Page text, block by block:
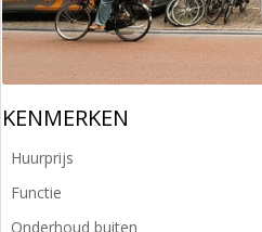
KENMERKEN
Huurprijs
Functie
Onderhoud buiten